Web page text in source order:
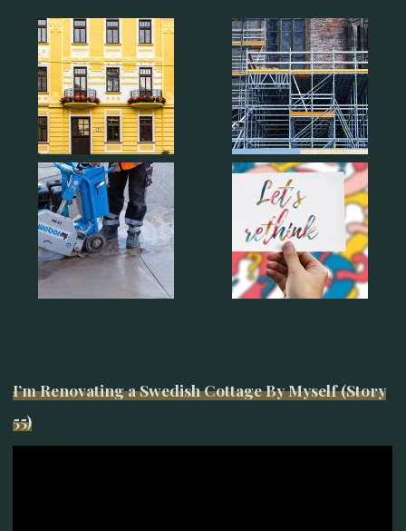
I’m Renovating a Swedish Cottage By Myself (Story
55)